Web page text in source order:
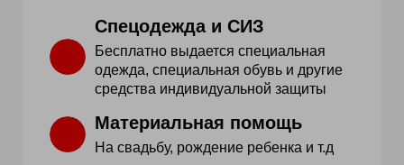
Спецодежда и СИЗ
Бесплатно выдается специальная
одежда, специальная обувь и другие
средства индивидуальной защиты
Материальная помощь
На свадьбу, рождение ребенка и т.д